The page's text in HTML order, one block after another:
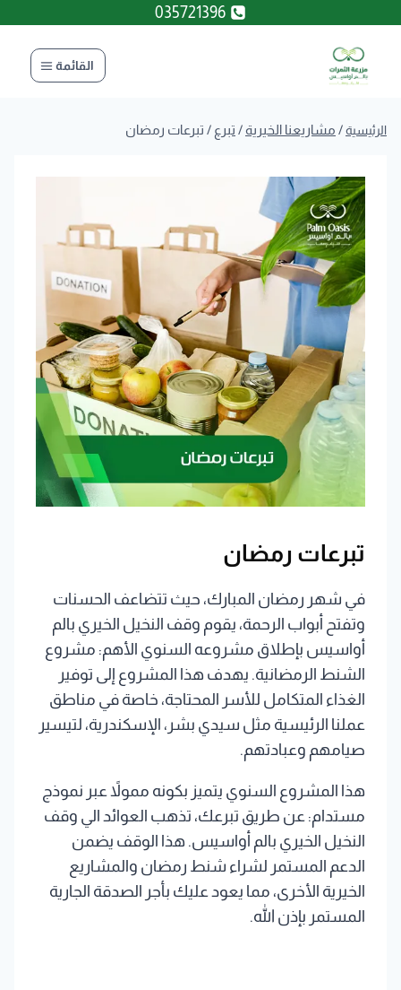
المحتوى
035721396
القائمة
/ مشاريعنا الخيرية/ تبرع / تبرعات رمضان
تبرعات رمضان
في شهر رمضان المبارك، حيث تتضاعف الحسنات
وتفتح أبواب الرحمة، يقوم وقف النخيل الخيري بالم
أواسيس بإطلاق مشروعه السنوي الأهم: مشروع
الشنط الرمضانية. يهدف هذا المشروع إلى توفير
الغذاء المتكامل للأسر المحتاجة، خاصة في مناطق
عملنا الرئيسية مثل سيدي بشر، الإسكندرية، لتيسير
صيامهم وعبادتهم.
هذا المشروع السنوي يتميز بكونه ممولاً عبر نموذج
مستدام: عن طريق تبرعك، تذهب العوائد الي وقف
النخيل الخيري بالم أواسيس. هذا الوقف يضمن
الدعم المستمر لشراء شنط رمضان والمشاريع
الخيرية الأخرى، مما يعود عليك بأجر الصدقة الجارية
المستمر بإذن الله.